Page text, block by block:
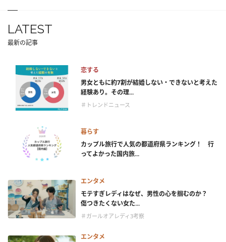
LATEST
最新の記事
恋する
男女ともに約7割が結婚しない・できないと考えた
経験あり。その理...
＃トレンドニュース
暮らす
カップル旅行で人気の都道府県ランキング！ 行
ってよかった国内旅...
エンタメ
モテすぎレディはなぜ、男性の心を掴むのか？
傷つきたくない女た...
＃ガールオアレディ3考察
エンタメ